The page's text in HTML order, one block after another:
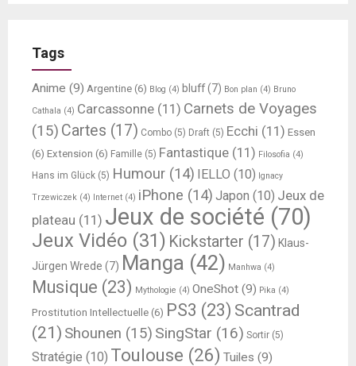
Tags
Anime (9) Argentine (6) Blog (4) bluff(7) Bon plan (4) Bruno
Cathala (4) Carcassonne (11) Carnets de Voyages
(15) Cartes (17) Combo (5) Draft (5) Ecchi (11) Essen
(6) Extension (6) Famille (5) Fantastique (11) Filosofia (4)
Hans im Glück (5) Humour (14) IELLO (10) Ignacy
Trzewiczek (4) Internet (4) iPhone (14) Japon (10) Jeux de
plateau (11) Jeux de société (70)
Jeux Vidéo (31) Kickstarter (17) Klaus-
Jürgen Wrede (7) Manga (42) Manhwa (4)
Musique (23) Mythologie (4) OneShot (9) Pika (4)
Prostitution Intellectuelle (6) PS3 (23) Scantrad
(21) Shounen (15) SingStar (16) Sortir (5)
Stratégie (10) Toulouse (26) Tuiles (9)